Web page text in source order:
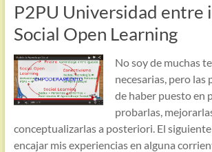
P2PU Universidad entre
Social Open Learning
No soy de muchas
necesarias, pero las
de haber puesto en
probarlas,
conceptualizarlas a posteriori. El
encajar mis experiencias en alguna